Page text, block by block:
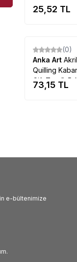
25,52 TL
(0)
Anka Art
Quilling
Çift Taraflı 5
73,15 TL
e-bültenimize